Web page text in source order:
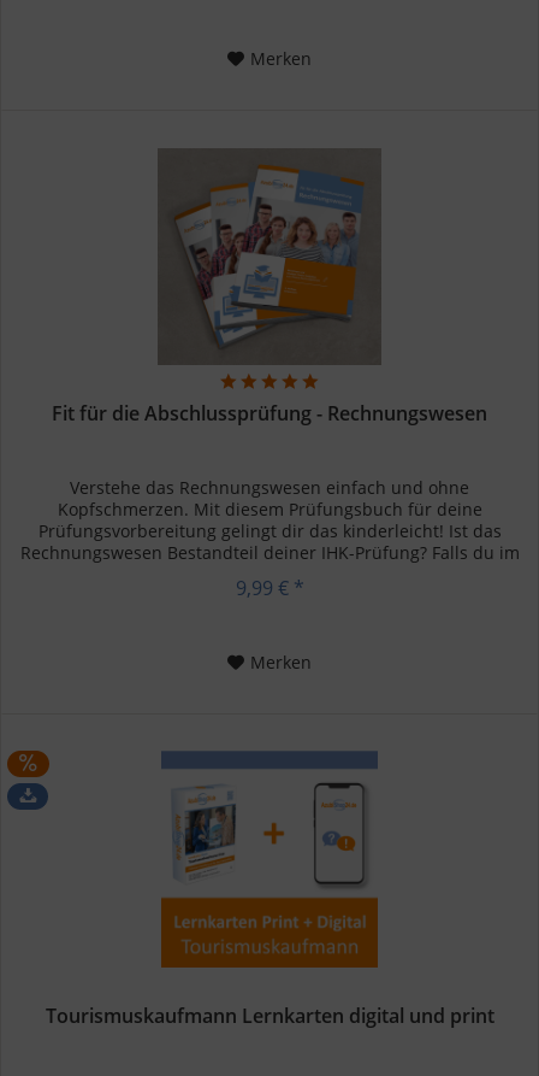
Merken
Fit für die Abschlussprüfung - Rechnungswesen
Verstehe das Rechnungswesen einfach und ohne
Kopfschmerzen. Mit diesem Prüfungsbuch für deine
Prüfungsvorbereitung gelingt dir das kinderleicht! Ist das
Rechnungswesen Bestandteil deiner IHK-Prüfung? Falls du im
9,99 € *
Merken
Tourismuskaufmann Lernkarten digital und print